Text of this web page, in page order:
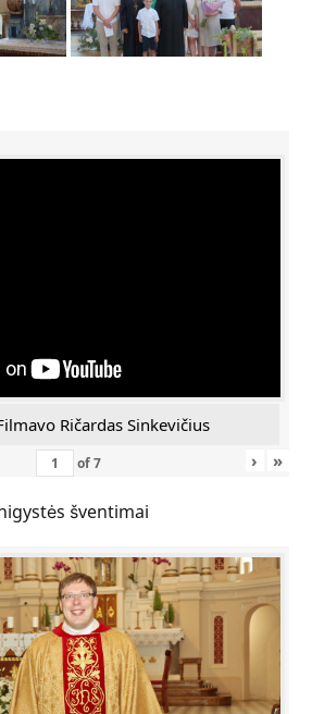
Ričardas Sinkevičius
of7 › »
šventimai